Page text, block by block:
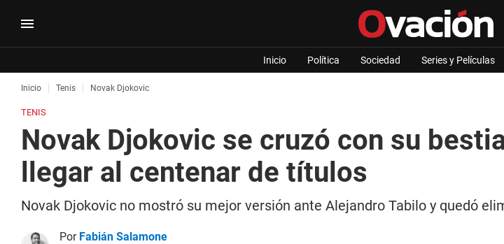
Inicio Política Sociedad Series y Películas
Inicio Tenis Novak Djokovic
TENIS
Novak Djokovic se cruzó con su
llegar al centenar de títulos
Novak Djokovic no mostró su mejor versión ante Alejandro Tabilo y quedó
Por Fabián Salamone